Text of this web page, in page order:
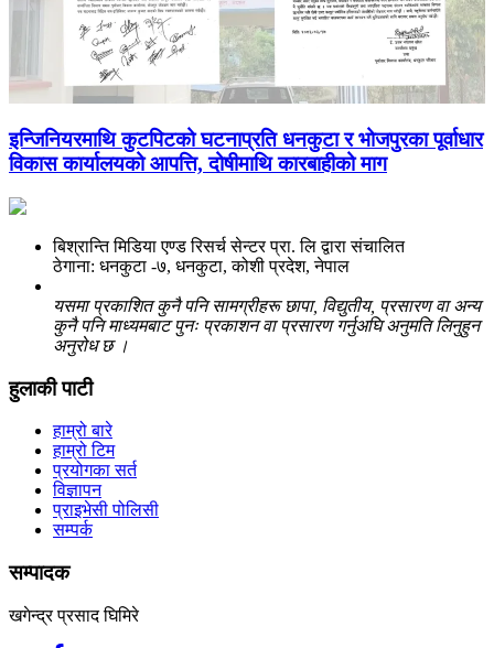
इन्जिनियरमाथि कुटपिटको घटनाप्रति धनकुटा र भोजपुरका पूर्वाधार
विकास कार्यालयको आपत्ति, दोषीमाथि कारबाहीको माग
बिश्रान्ति मिडिया एण्ड रिसर्च सेन्टर प्रा. लि द्वारा संचालित
ठेगाना: धनकुटा -७, धनकुटा, कोशी प्रदेश, नेपाल
यसमा प्रकाशित कुनै पनि सामग्रीहरू छापा, विद्युतीय, प्रसारण वा अन्य
कुनै पनि माध्यमबाट पुनः प्रकाशन वा प्रसारण गर्नुअघि अनुमति लिनुहुन
अनुरोध छ ।
हुलाकी पाटी
हाम्रो बारे
हाम्रो टिम
प्रयोगका सर्त
विज्ञापन
प्राइभेसी पोलिसी
सम्पर्क
सम्पादक
खगेन्द्र प्रसाद घिमिरे